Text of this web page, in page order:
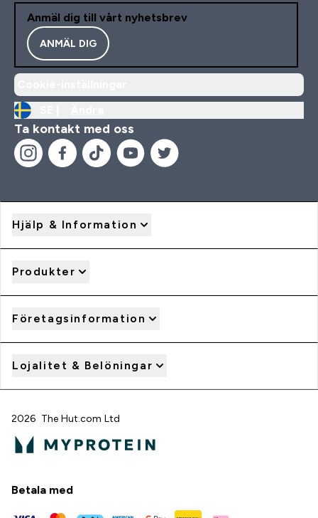
Anmäl dig till vårt nyhetsbrev
ANMÄL DIG
Ta kontakt med oss
Hjälp & Information
Produkter
Företagsinformation
Lojalitet & Belöningar
2026 The Hut.com Ltd
Betala med